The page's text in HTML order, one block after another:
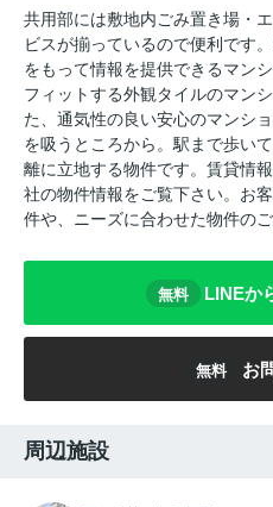
共用部には敷地内ごみ置き場・
ビスが揃っているので便利です
をもって情報を提供できるマン
フィットする外観タイルのマン
た、通気性の良い安心のマンシ
を吸うところから。駅まで歩い
離に立地する物件です。賃貸情
社の物件情報をご覧下さい。お
件や、ニーズに合わせた物件の
無料 LINEか
無料 お
周辺施設